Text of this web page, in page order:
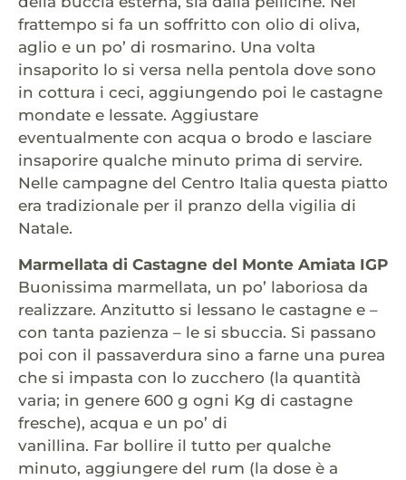
frattempo si fa un soffritto con olio di oliva,
aglio e un po’ di rosmarino. Una volta
insaporito lo si versa nella pentola dove sono
in cottura i ceci, aggiungendo poi le castagne
mondate e lessate. Aggiustare
eventualmente con acqua o brodo e lasciare
insaporire qualche minuto prima di servire.
Nelle campagne del Centro Italia questa piatto
era tradizionale per il pranzo della vigilia di
Natale.
Marmellata di Castagne del Monte Amiata IGP
Buonissima marmellata, un po’ laboriosa da
realizzare. Anzitutto si lessano le castagne e –
con tanta pazienza – le si sbuccia. Si passano
poi con il passaverdura sino a farne una purea
che si impasta con lo zucchero (la quantità
varia; in genere 600 g ogni Kg di castagne
fresche), acqua e un po’ di
vanillina. Far bollire il tutto per qualche
minuto, aggiungere del rum (la dose è a